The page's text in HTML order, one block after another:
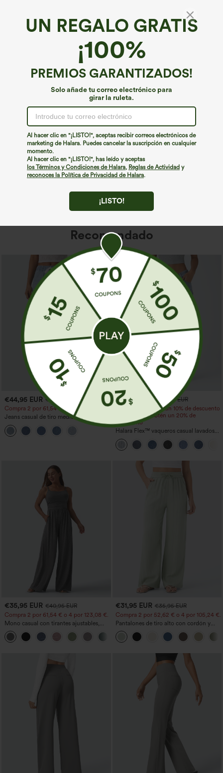
UN REGALO GRATIS
¡100%
PREMIOS GARANTIZADOS!
Solo añade tu correo electrónico para
girar la ruleta.
Al hacer clic en "¡LISTO!", aceptas recibir correos electrónicos de
marketing de Halara. Puedes cancelar la suscripción en cualquier
momento.
Al hacer clic en "¡LISTO!", has leído y aceptas
los Términos y Condiciones de Halara, Reglas de Actividad y
reconoces la Política de Privacidad de Halara.
¡LISTO!
¡Ups!
No podemos encontrar la página que estás buscando.
Seguir comprando
Recomendado
€44,95 EUR €49,95 EUR
Compra 2 por 61,54 € o 4 por 123,08 €.
Jeans casual de tiro medio con cordón y
bolsillos
€44,95 EUR €49,95 EUR
Compra 2 y obtén un 10% de descuento
| Compra 3 y obtén un 20% de
descuento
Halara Flex™ vaqueros casual lavados
asimétricos de tiro bajo con bolsillos
con cremallera, corte baggy y pierna
ancha
€35,95 EUR €40,95 EUR
Compra 2 por 61,54 € o 4 por 123,08 €.
Mono casual con tirantes ajustables,
fruncidos, pierna ancha, tejido jaspeado
y bolsillos - Easy Peezy
€31,95 EUR €35,95 EUR
Compra 2 por 52,62 € o 4 por 105,24 €.
Pantalones de tiro alto con cordón y
bolsillos, pernera ancha, holgados y de
estilo casual con tacto de lino.